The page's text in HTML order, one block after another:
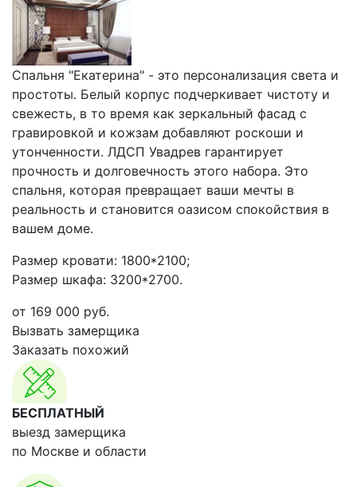
Спальня "Екатерина" - это персонализация света и
простоты. Белый корпус подчеркивает чистоту и
свежесть, в то время как зеркальный фасад с
гравировкой и кожзам добавляют роскоши и
утонченности. ЛДСП Увадрев гарантирует
прочность и долговечность этого набора. Это
спальня, которая превращает ваши мечты в
реальность и становится оазисом спокойствия в
вашем доме.
Размер кровати: 1800*2100;
Размер шкафа: 3200*2700.
от 169 000 руб.
Вызвать замерщика
Заказать похожий
БЕСПЛАТНЫЙ
выезд замерщика
по Москве и области